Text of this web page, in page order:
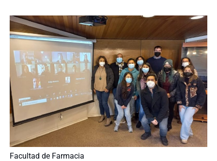
Facultad de Farmacia